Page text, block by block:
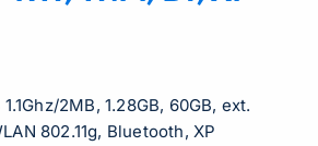
2MB, 1.28GB, 60GB, ext.
802.11g, Bluetooth, XP